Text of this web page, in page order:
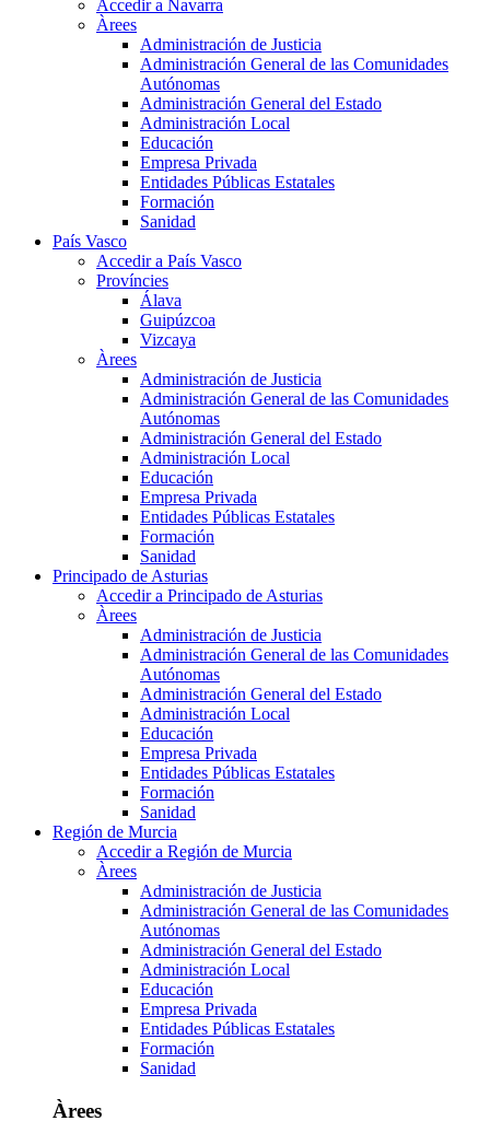
Accedir a Navarra
Àrees
Administración de Justicia
Administración General de las Comunidades
Autónomas
Administración General del Estado
Administración Local
Educación
Empresa Privada
Entidades Públicas Estatales
Formación
Sanidad
País Vasco
Accedir a País Vasco
Províncies
Álava
Guipúzcoa
Vizcaya
Àrees
Administración de Justicia
Administración General de las Comunidades
Autónomas
Administración General del Estado
Administración Local
Educación
Empresa Privada
Entidades Públicas Estatales
Formación
Sanidad
Principado de Asturias
Accedir a Principado de Asturias
Àrees
Administración de Justicia
Administración General de las Comunidades
Autónomas
Administración General del Estado
Administración Local
Educación
Empresa Privada
Entidades Públicas Estatales
Formación
Sanidad
Región de Murcia
Accedir a Región de Murcia
Àrees
Administración de Justicia
Administración General de las Comunidades
Autónomas
Administración General del Estado
Administración Local
Educación
Empresa Privada
Entidades Públicas Estatales
Formación
Sanidad
Àrees